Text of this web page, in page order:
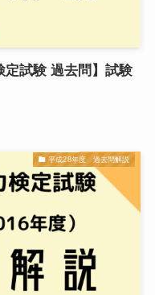
定試験 過去問】試験
平成28年度 過去問解説